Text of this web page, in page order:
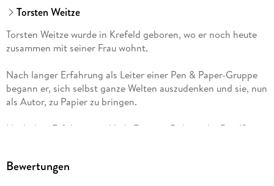
Torsten Weitze
Torsten Weitze wurde in Krefeld geboren, wo er noch heute
zusammen mit seiner Frau wohnt.
Nach langer Erfahrung als Leiter einer Pen & Paper-Gruppe
begann er, sich selbst ganze Welten auszudenken und sie, nun
als Autor, zu Papier zu bringen.
Nach dem Erfolg seiner High-Fantasy-Debutreihe Der 13.
Streitenden Götter, deren Auftakt die Sturmfels-Akademie
Bewertungen